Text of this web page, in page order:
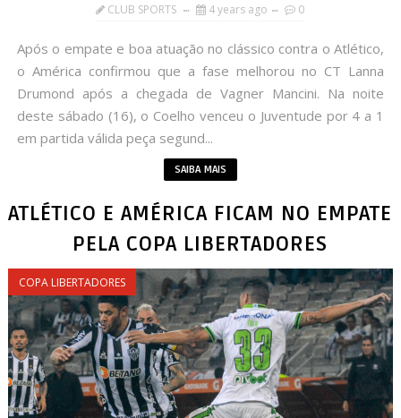
CLUB SPORTS 4 years ago 0
Após o empate e boa atuação no clássico contra o Atlético,
o América confirmou que a fase melhorou no CT Lanna
Drumond após a chegada de Vagner Mancini. Na noite
deste sábado (16), o Coelho venceu o Juventude por 4 a 1
em partida válida peça segund...
SAIBA MAIS
ATLÉTICO E AMÉRICA FICAM NO EMPATE
PELA COPA LIBERTADORES
COPA LIBERTADORES